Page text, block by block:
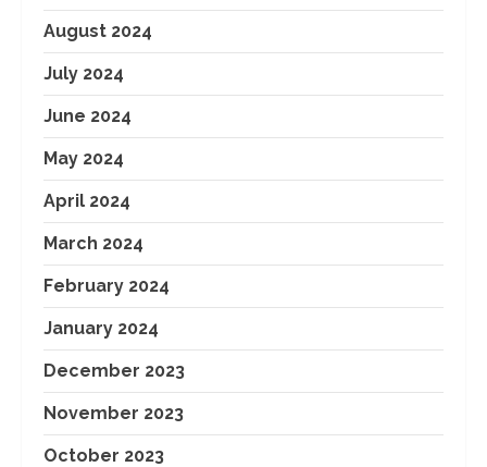
August 2024
July 2024
June 2024
May 2024
April 2024
March 2024
February 2024
January 2024
December 2023
November 2023
October 2023